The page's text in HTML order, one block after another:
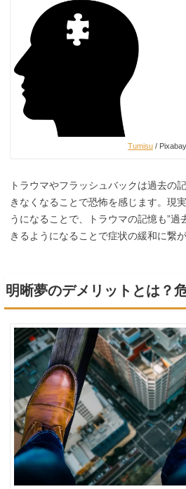
Tumisu / Pixabay
トラウマやフラッシュバックは過去の
きなくなることで恐怖を感じます。現
うになることで、トラウマの記憶も”過
きるようになることで症状の緩和に繋
明晰夢のデメリットとは？